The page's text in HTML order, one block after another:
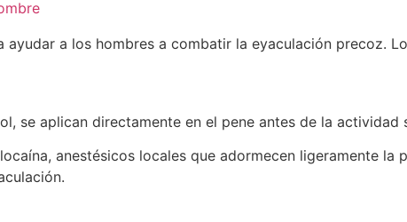
a los hombres a combatir la eyaculación precoz.
se aplican directamente en el pene antes de la actividad
anestésicos locales que adormecen ligeramente la